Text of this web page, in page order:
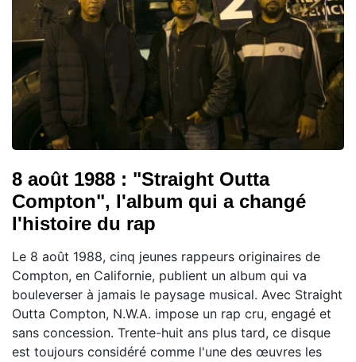
8 août 1988 : "Straight Outta
Compton", l'album qui a changé
l'histoire du rap
Le 8 août 1988, cinq jeunes rappeurs originaires de
Compton, en Californie, publient un album qui va
bouleverser à jamais le paysage musical. Avec Straight
Outta Compton, N.W.A. impose un rap cru, engagé et
sans concession. Trente-huit ans plus tard, ce disque
est toujours considéré comme l'une des œuvres les